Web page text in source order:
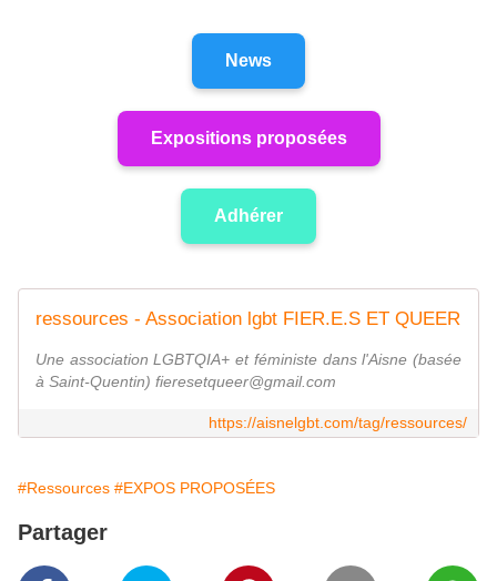
News
Expositions proposées
Adhérer
ressources - Association lgbt FIER.E.S ET QUEER
Une association LGBTQIA+ et féministe dans l'Aisne (basée
à Saint-Quentin) fieresetqueer@gmail.com
https://aisnelgbt.com/tag/ressources/
#Ressources #EXPOS PROPOSÉES
Partager